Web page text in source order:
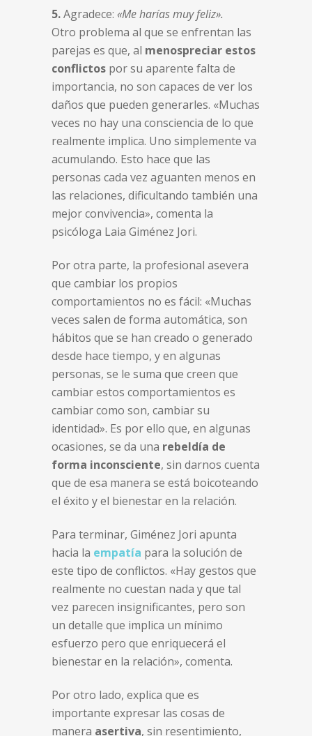
5.Agradece: «Me harías muy feliz».
Otro problema al que se enfrentan las
parejas es que, al menospreciar estos
conflictos por su aparente falta de
importancia, no son capaces de ver los
daños que pueden generarles. «Muchas
veces no hay una consciencia de lo que
realmente implica. Uno simplemente va
acumulando. Esto hace que las
personas cada vez aguanten menos en
las relaciones, dificultando también una
mejor convivencia», comenta la
psicóloga Laia Giménez Jori.
Por otra parte, la profesional asevera
que cambiar los propios
comportamientos no es fácil: «Muchas
veces salen de forma automática, son
hábitos que se han creado o generado
desde hace tiempo, y en algunas
personas, se le suma que creen que
cambiar estos comportamientos es
cambiar como son, cambiar su
identidad». Es por ello que, en algunas
ocasiones, se da una rebeldía de
forma inconsciente, sin darnos cuenta
que de esa manera se está boicoteando
el éxito y el bienestar en la relación.
Para terminar, Giménez Jori apunta
hacia la empatía para la solución de
este tipo de conflictos. «Hay gestos que
realmente no cuestan nada y que tal
vez parecen insignificantes, pero son
un detalle que implica un mínimo
esfuerzo pero que enriquecerá el
bienestar en la relación», comenta.
Por otro lado, explica que es
importante expresar las cosas de
manera asertiva, sin resentimiento,